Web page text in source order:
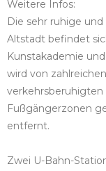
Weitere Infos:
Die sehr ruhige
Altstadt befindet
Kunstakademie
wird von
verkehrsberuhigten
Fußgängerzonen
entfernt.
Zwei U-Bahn-